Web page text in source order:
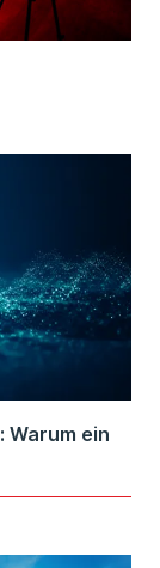
ein